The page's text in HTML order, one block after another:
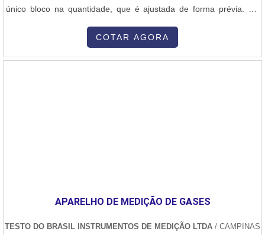
único bloco na quantidade, que é ajustada de forma prévia. Na
ou pista dupla. Pode-se fazer vários tipos de embalagens, as mais
COTAR AGORA
APARELHO DE MEDIÇÃO DE GASES
TESTO DO BRASIL INSTRUMENTOS DE MEDIÇÃO LTDA / CAMPINAS